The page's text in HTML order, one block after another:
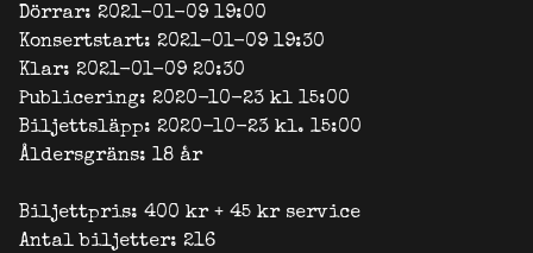
Dörrar: 2021-01-09 19:00
Konsertstart: 2021-01-09 19:30
Klar: 2021-01-09 20:30
Publicering: 2020-10-23 kl 15:00
Biljettsläpp: 2020-10-23 kl. 15:00
Åldersgräns: 18 år
Biljettpris: 400 kr + 45 kr service
Antal biljetter: 216